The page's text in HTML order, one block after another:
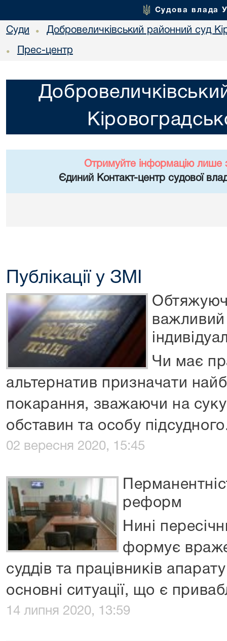
Судова влада
Суди • Добровеличківський районний суд
• Прес-центр
Отримуйте інформацію лише
Єдиний Контакт-центр судової
Публікації у ЗМІ
важливий
Чи має
альтернатив призначати
покарання, зважаючи на
обставин та особу
02 вересня 2020, 15:45
реформ
Нині
формує
суддів та працівників
основні ситуації, що є
14 липня 2020, 13:59